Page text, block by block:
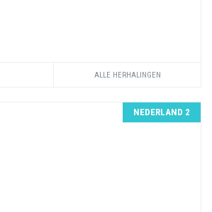
ALLE HERHALINGEN
NEDERLAND 2